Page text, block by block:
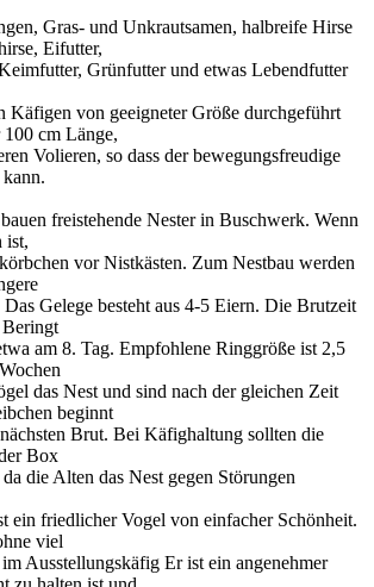
Gras- und Unkrautsamen, halbreife Hirse
Eifutter,
Grünfutter und etwas Lebendfutter
Käfigen von geeigneter Größe durchgeführt
cm Länge,
Volieren, so dass der bewegungsfreudige
freistehende Nester in Buschwerk. Wenn
ist,
vor Nistkästen. Zum Nestbau werden
Gelege besteht aus 4-5 Eiern. Die Brutzeit
Beringt
am 8. Tag. Empfohlene Ringgröße ist 2,5
das Nest und sind nach der gleichen Zeit
beginnt
Brut. Bei Käfighaltung sollten die
Box
die Alten das Nest gegen Störungen
ein friedlicher Vogel von einfacher Schönheit.
viel
Ausstellungskäfig Er ist ein angenehmer